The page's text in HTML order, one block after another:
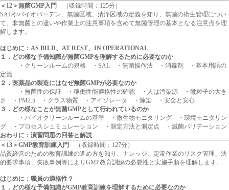
＜12＞無菌GMP入門
（収録時間：125分）
SALやバイオバーデン、無菌区域、清浄区域の定義を知り、無菌の衛生管理につい
て、非無菌との違いや作業上の注意事項を含めて無菌管理の基本となる注意点を理
解します。
はじめに：AS BILD、AT REST、IN OPERATIONAL
１．どの様な予備知識が無菌GMPを理解するために必要なのか
・クリーンルームの規格 ・SAL ・無菌操作法 ・消毒剤 ・基本用語の
定義
２．医薬品の製造にはなぜ無菌GMPが必要なのか
・無菌性の保証 ・稼働性能適格性の確認 ・人は汚染源 ・微粒子の大き
さ ・PM2.5 ・グラス物質 ・アイソレータ ・除染 ・安全と安心
３．どの様なことが無菌GMPとして行われているのか
・バイオクリーンルームの基準 ・微生物モニタリング ・環境モニタリン
グ ・プロセスシュミュレーション ・測定方法と測定点 ・滅菌バリデーション
おわりに：演習問題の回答と解説
＜13＞GMP教育訓練入門
（収録時間：127分）
品質経営のための教育訓練の進め方を知り、ナレッジ、定常作業のリスク管理、法
的要求事項、失敗事例等によりGMP教育訓練の必要性と実施手順を理解します。
はじめに：職員の適格性？
１．どの様な予備知識がGMP教育訓練を理解するために必要なのか